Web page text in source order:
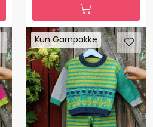
Kun Garnpakke